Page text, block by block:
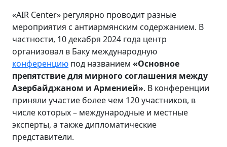
«AIR Center» регулярно проводит разные
мероприятия с антиармянским содержанием. В
частности, 10 декабря 2024 года центр
организовал в Баку международную
конференцию под названием «Основное
препятствие для мирного соглашения между
Азербайджаном и Арменией». В конференции
приняли участие более чем 120 участников, в
числе которых – международные и местные
эксперты, а также дипломатические
представители.